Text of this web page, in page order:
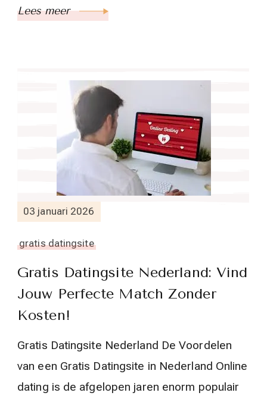
Lees meer
03 januari 2026
gratis datingsite
Gratis Datingsite Nederland: Vind
Jouw Perfecte Match Zonder
Kosten!
Gratis Datingsite Nederland De Voordelen
van een Gratis Datingsite in Nederland Online
dating is de afgelopen jaren enorm populair